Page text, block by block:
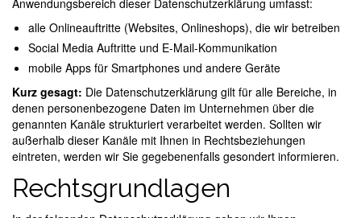
alle Onlineauftritte (Websites, Onlineshops), die wir betreiben
Social Media Auftritte und E-Mail-Kommunikation
mobile Apps für Smartphones und andere Geräte
Kurz gesagt: Die Datenschutzerklärung gilt für alle Bereiche, in
denen personenbezogene Daten im Unternehmen über die
genannten Kanäle strukturiert verarbeitet werden. Sollten wir
außerhalb dieser Kanäle mit Ihnen in Rechtsbeziehungen
eintreten, werden wir Sie gegebenenfalls gesondert informieren.
Rechtsgrundlagen